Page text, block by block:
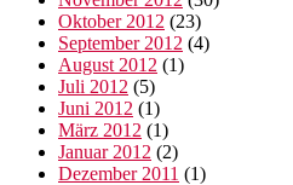
Oktober 2012 (23)
September 2012 (4)
August 2012 (1)
Juli 2012 (5)
Juni 2012 (1)
März 2012 (1)
Januar 2012 (2)
Dezember 2011 (1)